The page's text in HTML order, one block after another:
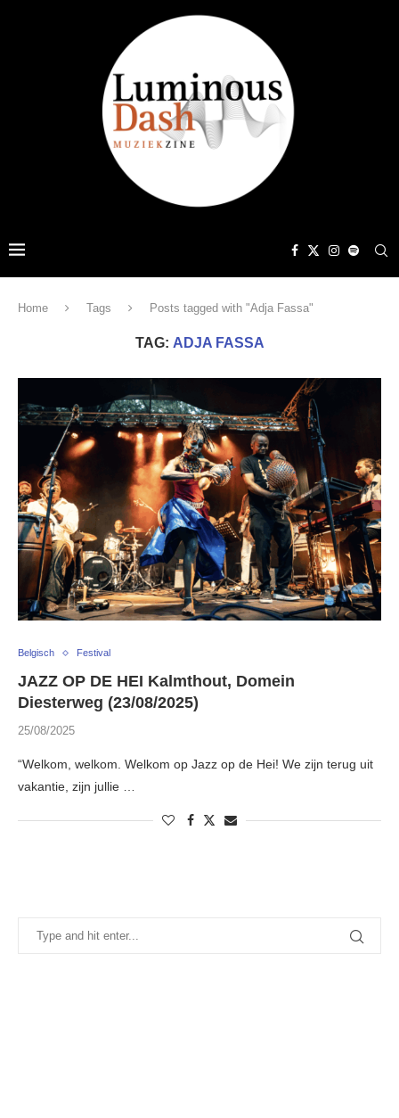
Home Tags Posts tagged with "Adja Fassa"
TAG: ADJA FASSA
Belgisch Festival
JAZZ OP DE HEI Kalmthout, Domein
Diesterweg (23/08/2025)
25/08/2025
“Welkom, welkom. Welkom op Jazz op de Hei! We zijn terug uit
vakantie, zijn jullie …